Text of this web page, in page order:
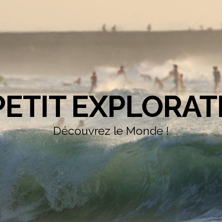
Découvrez le Monde !